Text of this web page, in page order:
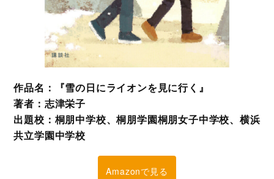
作品名：『雪の日にライオンを見に行く』
著者：志津栄子
出題校：桐朋中学校、桐朋学園桐朋女子中学校、横浜
共立学園中学校
Amazonで見る